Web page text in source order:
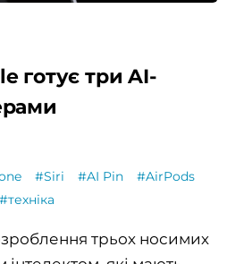
готує три AI-
#Siri #AI Pin
#AirPods
#техніка
трьох носимих